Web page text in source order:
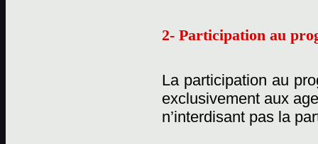
2- Participation au
La participation au
exclusivement aux
n’interdisant pas la